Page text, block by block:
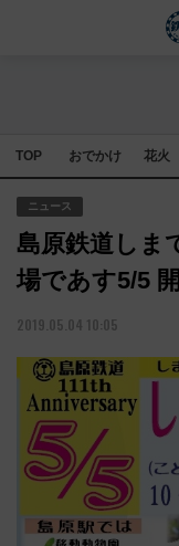
TOP おでかけ 花火
ニュース
島原鉄道しま
場であす5/5 開
2019.05.04 10:05